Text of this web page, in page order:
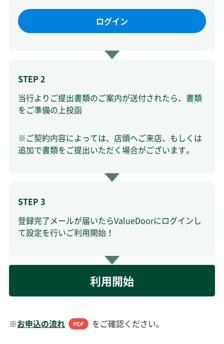
ログイン
STEP 2
当行よりご提出書類のご案内が送付されたら、書類
をご準備の上投函
※ご契約内容によっては、店頭へご来店、もしくは
追加で書類をご提出いただく場合がございます。
STEP 3
登録完了メールが届いたらValueDoorにログインし
て設定を行いご利用開始！
利用開始
※お申込の流れ をご確認ください。